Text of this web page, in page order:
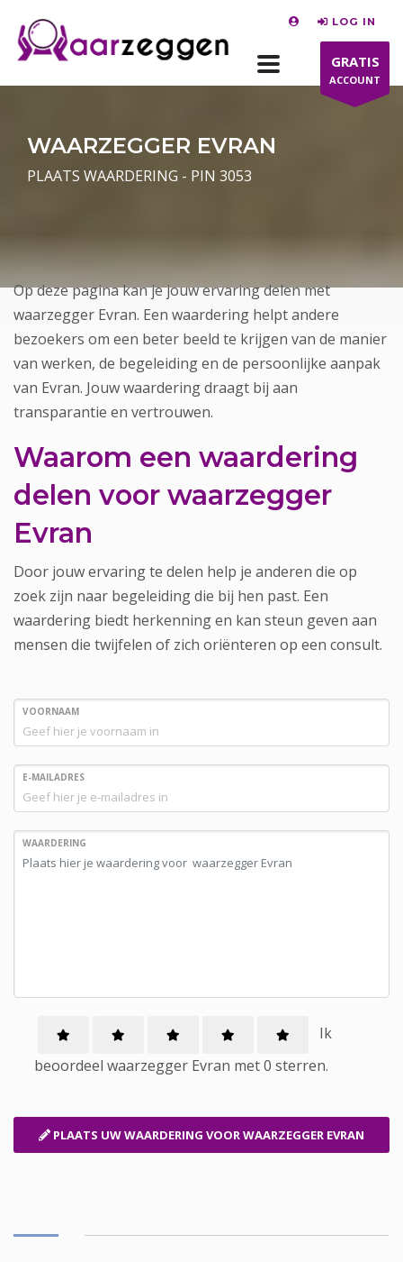
LOG IN
GRATIS
ACCOUNT
WAARZEGGER EVRAN
PLAATS WAARDERING - PIN 3053
Op deze pagina kan je jouw ervaring delen met
waarzegger Evran. Een waardering helpt andere
bezoekers om een beter beeld te krijgen van de manier
van werken, de begeleiding en de persoonlijke aanpak
van Evran. Jouw waardering draagt bij aan
transparantie en vertrouwen.
Waarom een waardering
delen voor waarzegger
Evran
Door jouw ervaring te delen help je anderen die op
zoek zijn naar begeleiding die bij hen past. Een
waardering biedt herkenning en kan steun geven aan
mensen die twijfelen of zich oriënteren op een consult.
VOORNAAM
E-MAILADRES
WAARDERING
Ik
beoordeel waarzegger Evran met0 sterren.
PLAATS UW WAARDERING VOOR WAARZEGGER EVRAN